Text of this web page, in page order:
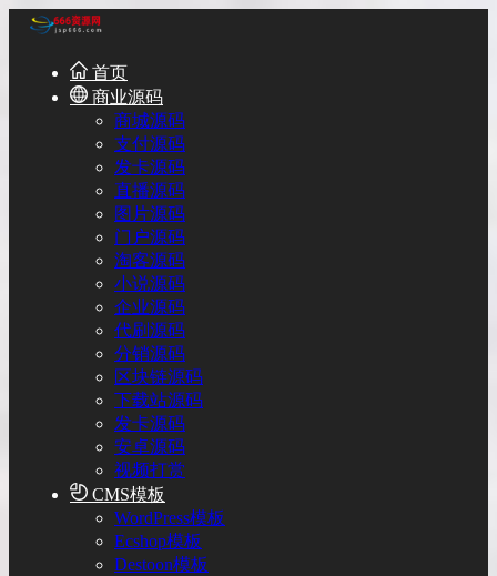
首页
商业源码
商城源码
支付源码
发卡源码
直播源码
图片源码
门户源码
淘客源码
小说源码
企业源码
代刷源码
分销源码
区块链源码
下载站源码
发卡源码
安卓源码
视频打赏
CMS模板
WordPress模板
Ecshop模板
Destoon模板